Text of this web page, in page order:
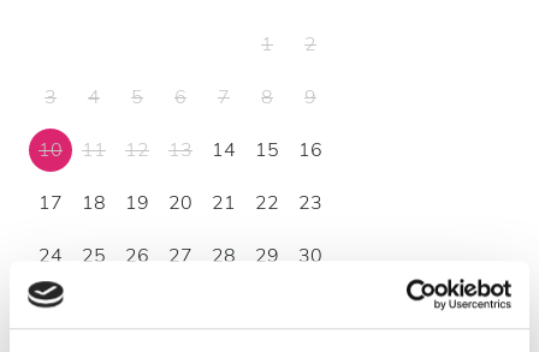
1
2
3
4 5 6 7 8
9
10
11 12 13 14 15
16
17
18 19 20 21 22
23
24
25 26 27 28 29
30
31